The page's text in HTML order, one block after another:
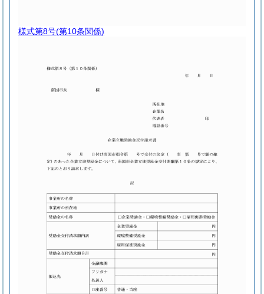
様式第8号(第10条関係)